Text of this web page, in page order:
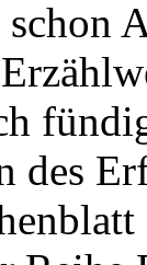
schon
des